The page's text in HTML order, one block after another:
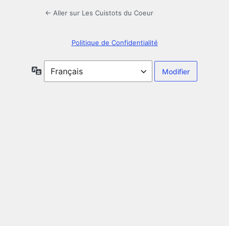
← Aller sur Les Cuistots du Coeur
Politique de Confidentialité
Langue